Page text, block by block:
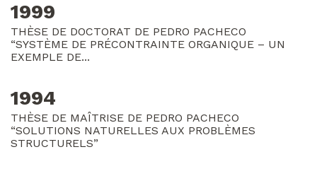
1999
THÈSE DE DOCTORAT DE PEDRO PACHECO
“SYSTÈME DE PRÉCONTRAINTE ORGANIQUE – UN
EXEMPLE DE...
1994
THÈSE DE MAÎTRISE DE PEDRO PACHECO
“SOLUTIONS NATURELLES AUX PROBLÈMES
STRUCTURELS”